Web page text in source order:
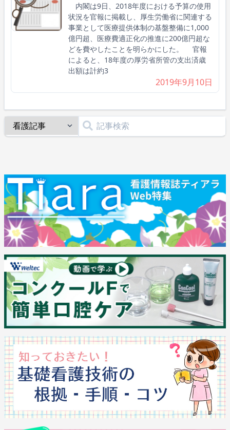
内閣は9日、2018年度における予算の使用
状況を官報に掲載し、厚生労働省に関連する
事業として医療提供体制の基盤整備に1,000
億円超、医療費適正化の推進に200億円超な
どを費やしたことを明らかにした。 官報
によると、18年度の厚労省所管の支出済歳
出額は計約3
2019年9月10日